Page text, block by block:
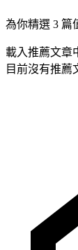
為你精選 3 篇
載入推薦文章
目前沒有推薦